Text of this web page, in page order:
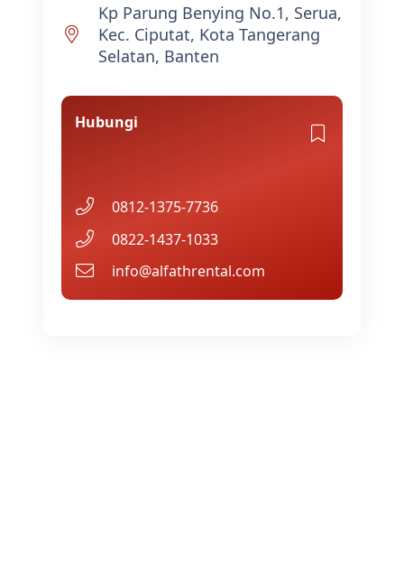
Kp Parung Benying No.1, Serua,
Kec. Ciputat, Kota Tangerang
Selatan, Banten
Hubungi
0812-1375-7736
0822-1437-1033
info@alfathrental.com